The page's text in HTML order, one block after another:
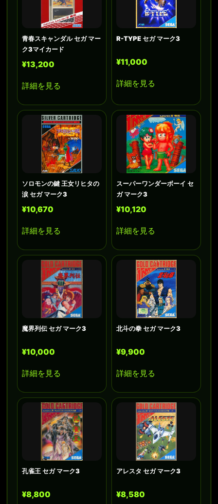
青春スキャンダル セガ マー
ク3マイカード
¥13,200
詳細を見る
R-TYPE セガ マーク3
¥11,000
詳細を見る
ソロモンの鍵 王女リヒタの
涙 セガ マーク3
¥10,670
詳細を見る
スーパーワンダーボーイ セ
ガ マーク3
¥10,120
詳細を見る
魔界列伝 セガ マーク3
¥10,000
詳細を見る
北斗の拳 セガ マーク3
¥9,900
詳細を見る
孔雀王 セガ マーク3
¥8,800
アレスタ セガ マーク3
¥8,580